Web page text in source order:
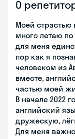
О
Моей страстью
много летаю
для меня
пор как я
человеком из
вместе,
частью моей
В начале 2022
английский
дружескую,
Для меня